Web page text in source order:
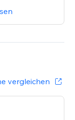
vergleichen